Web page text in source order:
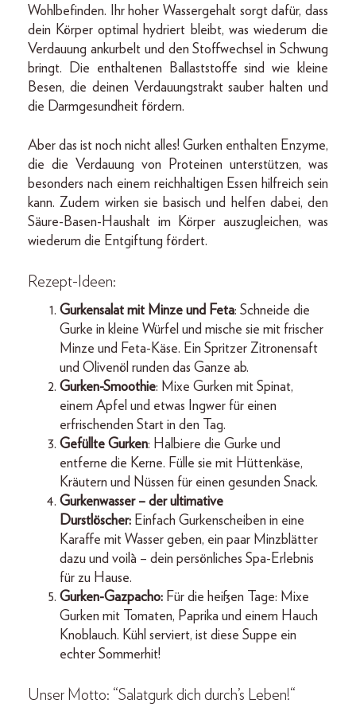
Wohlbefinden. Ihr hoher Wassergehalt sorgt dafür, dass
dein Körper optimal hydriert bleibt, was wiederum die
Verdauung ankurbelt und den Stoffwechsel in Schwung
bringt. Die enthaltenen Ballaststoffe sind wie kleine
Besen, die deinen Verdauungstrakt sauber halten und
die Darmgesundheit fördern.
Aber das ist noch nicht alles! Gurken enthalten Enzyme,
die die Verdauung von Proteinen unterstützen, was
besonders nach einem reichhaltigen Essen hilfreich sein
kann. Zudem wirken sie basisch und helfen dabei, den
Säure-Basen-Haushalt im Körper auszugleichen, was
wiederum die Entgiftung fördert.
Rezept-Ideen:
Gurkensalat mit Minze und Feta: Schneide die
Gurke in kleine Würfel und mische sie mit frischer
Minze und Feta-Käse. Ein Spritzer Zitronensaft
und Olivenöl runden das Ganze ab.
Gurken-Smoothie: Mixe Gurken mit Spinat,
einem Apfel und etwas Ingwer für einen
erfrischenden Start in den Tag.
Gefüllte Gurken: Halbiere die Gurke und
entferne die Kerne. Fülle sie mit Hüttenkäse,
Kräutern und Nüssen für einen gesunden Snack.
Gurkenwasser – der ultimative
Durstlöscher: Einfach Gurkenscheiben in eine
Karaffe mit Wasser geben, ein paar Minzblätter
dazu und voilà – dein persönliches Spa-Erlebnis
für zu Hause.
Gurken-Gazpacho: Für die heißen Tage: Mixe
Gurken mit Tomaten, Paprika und einem Hauch
Knoblauch. Kühl serviert, ist diese Suppe ein
echter Sommerhit!
Unser Motto: “Salatgurk dich durch’s Leben!“